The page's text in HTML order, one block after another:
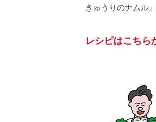
きゅうりのナムル
レシピはこちら